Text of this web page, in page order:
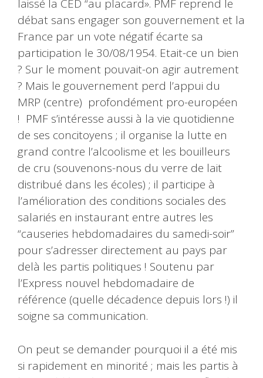
laissé la CED “au placard». PMF reprend le
débat sans engager son gouvernement et la
France par un vote négatif écarte sa
participation le 30/08/1954. Etait-ce un bien
? Sur le moment pouvait-on agir autrement
? Mais le gouvernement perd l’appui du
MRP (centre) profondément pro-européen
! PMF s’intéresse aussi à la vie quotidienne
de ses concitoyens ; il organise la lutte en
grand contre l’alcoolisme et les bouilleurs
de cru (souvenons-nous du verre de lait
distribué dans les écoles) ; il participe à
l’amélioration des conditions sociales des
salariés en instaurant entre autres les
“causeries hebdomadaires du samedi-soir”
pour s’adresser directement au pays par
delà les partis politiques ! Soutenu par
l’Express nouvel hebdomadaire de
référence (quelle décadence depuis lors !) il
soigne sa communication.
On peut se demander pourquoi il a été mis
si rapidement en minorité ; mais les partis à